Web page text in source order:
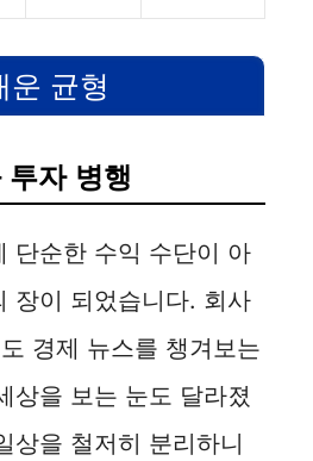
운 균형
투자 병행
단순한 수익 수단이 아
장이 되었습니다. 회사
경제 뉴스를 챙겨보는
상을 보는 눈도 달라졌
상을 철저히 분리하니